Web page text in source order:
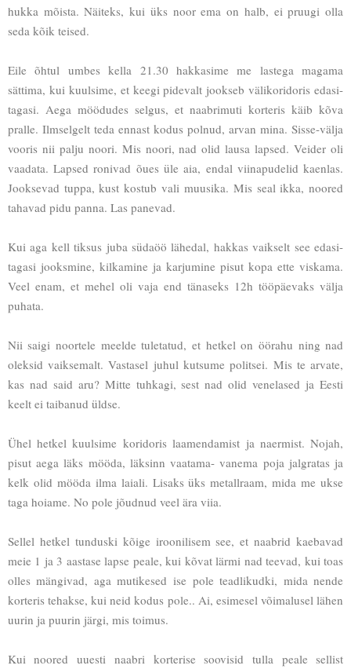
hukka mõista. Näiteks, kui üks noor ema on halb, ei pruugi olla
seda kõik teised.
Eile õhtul umbes kella 21.30 hakkasime me lastega magama
sättima, kui kuulsime, et keegi pidevalt jookseb välikoridoris edasi-
tagasi. Aega möödudes selgus, et naabrimuti korteris käib kõva
pralle. Ilmselgelt teda ennast kodus polnud, arvan mina. Sisse-välja
vooris nii palju noori. Mis noori, nad olid lausa lapsed. Veider oli
vaadata. Lapsed ronivad õues üle aia, endal viinapudelid kaenlas.
Jooksevad tuppa, kust kostub vali muusika. Mis seal ikka, noored
tahavad pidu panna. Las panevad.
Kui aga kell tiksus juba südaöö lähedal, hakkas vaikselt see edasi-
tagasi jooksmine, kilkamine ja karjumine pisut kopa ette viskama.
Veel enam, et mehel oli vaja end tänaseks 12h tööpäevaks välja
puhata.
Nii saigi noortele meelde tuletatud, et hetkel on öörahu ning nad
oleksid vaiksemalt. Vastasel juhul kutsume politsei. Mis te arvate,
kas nad said aru? Mitte tuhkagi, sest nad olid venelased ja Eesti
keelt ei taibanud üldse.
Ühel hetkel kuulsime koridoris laamendamist ja naermist. Nojah,
pisut aega läks mööda, läksinn vaatama- vanema poja jalgratas ja
kelk olid mööda ilma laiali. Lisaks üks metallraam, mida me ukse
taga hoiame. No pole jõudnud veel ära viia.
Sellel hetkel tunduski kõige iroonilisem see, et naabrid kaebavad
meie 1 ja 3 aastase lapse peale, kui kõvat lärmi nad teevad, kui toas
olles mängivad, aga mutikesed ise pole teadlikudki, mida nende
korteris tehakse, kui neid kodus pole.. Ai, esimesel võimalusel lähen
uurin ja puurin järgi, mis toimus.
Kui noored uuesti naabri korterise soovisid tulla peale sellist